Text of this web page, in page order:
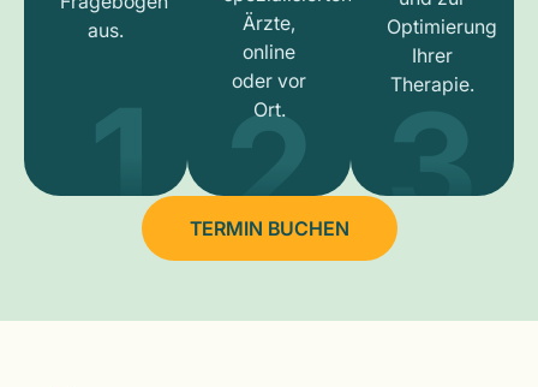
aus.
1
Ärzte,
online
oder vor
Ort.
2
Optimierung
Ihrer
Therapie.
3
TERMIN BUCHEN